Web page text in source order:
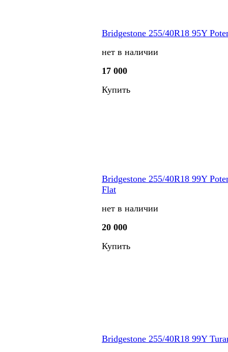
Bridgestone 255/40R18 95Y
нет в наличии
17 000
Купить
Bridgestone 255/40R18 99Y
Flat
нет в наличии
20 000
Купить
Bridgestone 255/40R18 99Y